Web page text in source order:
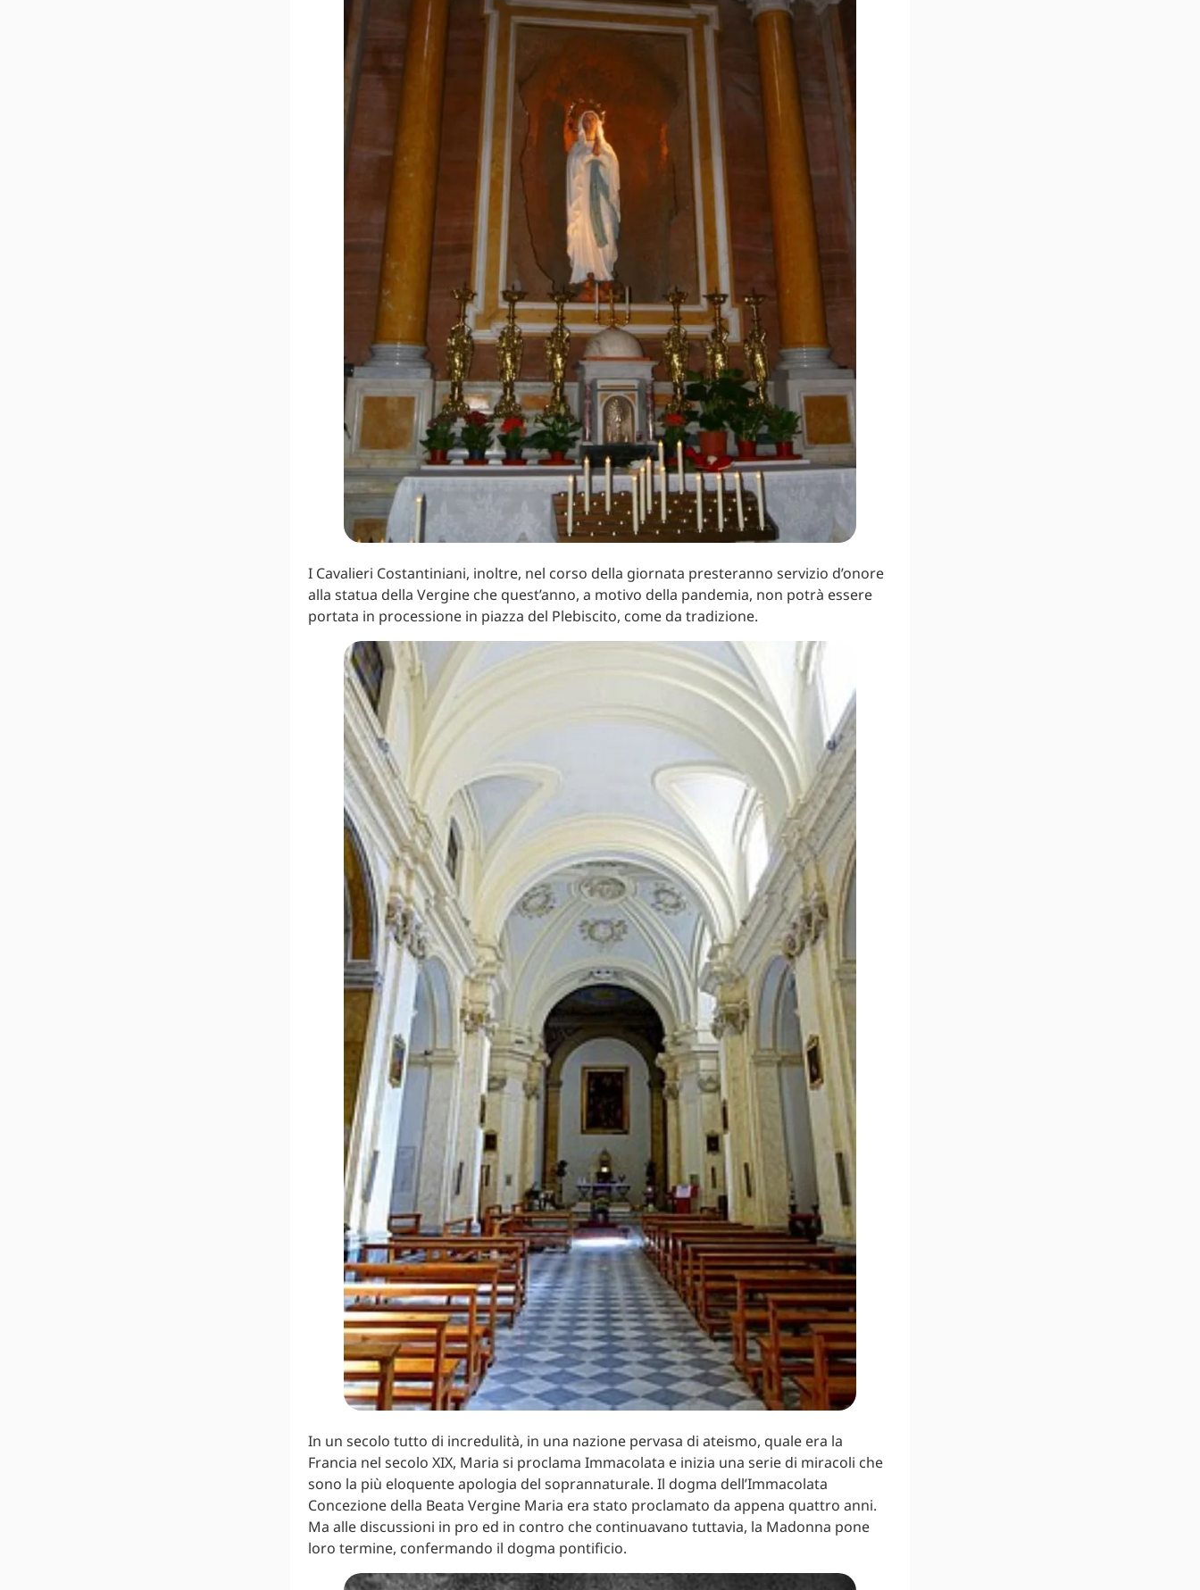
I Cavalieri Costantiniani, inoltre, nel corso della giornata presteranno servizio d’onore
alla statua della Vergine che quest’anno, a motivo della pandemia, non potrà essere
portata in processione in piazza del Plebiscito, come da tradizione.
In un secolo tutto di incredulità, in una nazione pervasa di ateismo, quale era la
Francia nel secolo XIX, Maria si proclama Immacolata e inizia una serie di miracoli che
sono la più eloquente apologia del soprannaturale. Il dogma dell’Immacolata
Concezione della Beata Vergine Maria era stato proclamato da appena quattro anni.
Ma alle discussioni in pro ed in contro che continuavano tuttavia, la Madonna pone
loro termine, confermando il dogma pontificio.